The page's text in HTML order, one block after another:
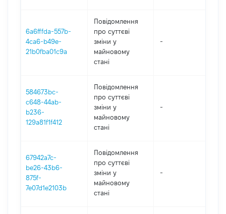
6a6fffda-557b-
4ca6-b49e-
21b0fba01c9a
Повідомлення
про суттєві
зміни y
майновому
стані
-
584673bc-
c648-44ab-
b236-
129a81f1f412
Повідомлення
про суттєві
зміни y
майновому
стані
-
67942a7c-
be26-43b6-
875f-
7e07d1e2103b
Повідомлення
про суттєві
зміни y
майновому
стані
-